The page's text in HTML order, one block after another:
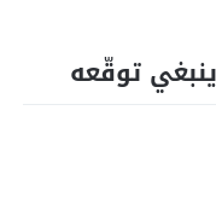
توقّعه